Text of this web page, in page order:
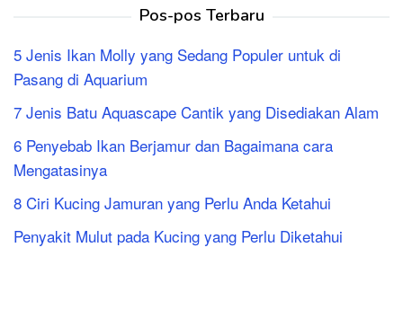
Pos-pos Terbaru
5 Jenis Ikan Molly yang Sedang Populer untuk di
Pasang di Aquarium
7 Jenis Batu Aquascape Cantik yang Disediakan Alam
6 Penyebab Ikan Berjamur dan Bagaimana cara
Mengatasinya
8 Ciri Kucing Jamuran yang Perlu Anda Ketahui
Penyakit Mulut pada Kucing yang Perlu Diketahui